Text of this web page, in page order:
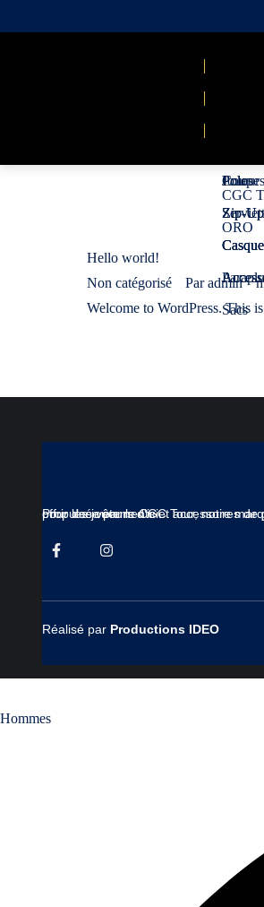
Polos
Zip-
Polo
Zip-Up
Joueurs
Sacs
Coupe
CGC
ORO
Hello world!
Non catégorisé
Paradmin
Welcome to WordPress. This
Propulsée par le CGC Tour, notre marque vise à offrir des vêtements et accessoires de golf pensés pour les joueurs d’ici.
Réalisé par Productions IDEO
Hommes